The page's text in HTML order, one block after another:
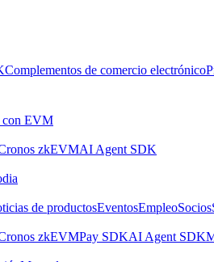
Complementos de comercio electrónico
con EVM
zkEVMAI Agent SDK
de productosEventosEmpleoSocios
zkEVMPay SDKAI Agent SDK